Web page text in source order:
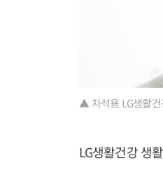
▲ 차석용 LG생활건
LG생활건강 생